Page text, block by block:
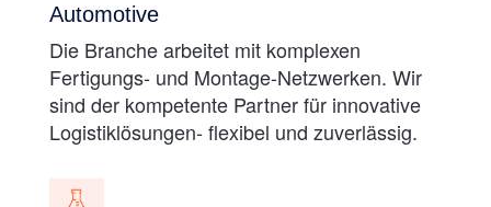
Automotive
Die Branche arbeitet mit komplexen
Fertigungs- und Montage-Netzwerken. Wir
sind der kompetente Partner für innovative
Logistiklösungen- flexibel und zuverlässig.